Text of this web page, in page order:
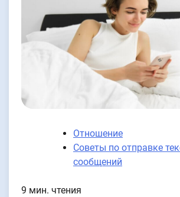
Отношение
Советы по отправке
сообщений
9 мин. чтения